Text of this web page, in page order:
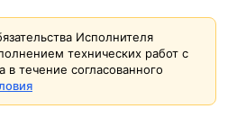
Исполнителя
технических работ с
в течение согласованного